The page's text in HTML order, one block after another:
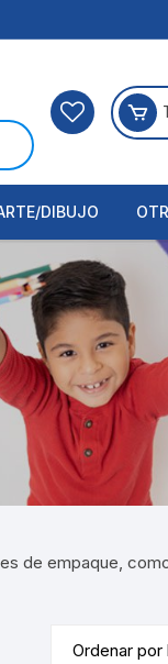
DIBUJO
Para
de Dibujo
de empaque,